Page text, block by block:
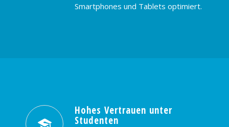
Smartphones und Tablets optimiert.
Hohes Vertrauen unter
Studenten